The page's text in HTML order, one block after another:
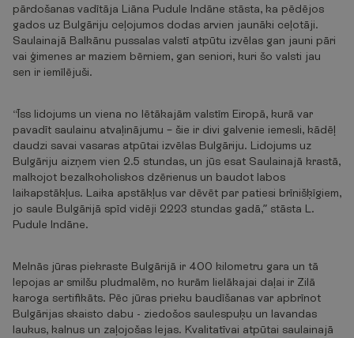
pārdošanas vadītāja Liāna Pudule Indāne stāsta, ka pēdējos
gados uz Bulgāriju ceļojumos dodas arvien jaunāki ceļotāji.
Saulainajā Balkānu pussalas valstī atpūtu izvēlas gan jauni pāri
vai ģimenes ar maziem bērniem, gan seniori, kuri šo valsti jau
sen ir iemīlējuši.
“Īss lidojums un viena no lētākajām valstīm Eiropā, kurā var
pavadīt saulainu atvaļinājumu – šie ir divi galvenie iemesli, kādēļ
daudzi savai vasaras atpūtai izvēlas Bulgāriju. Lidojums uz
Bulgāriju aizņem vien 2.5 stundas, un jūs esat Saulainajā krastā,
malkojot bezalkoholiskos dzērienus un baudot labos
laikapstākļus. Laika apstākļus var dēvēt par patiesi brīnišķīgiem,
jo saule Bulgārijā spīd vidēji 2223 stundas gadā,” stāsta L.
Pudule Indāne.
Melnās jūras piekraste Bulgārijā ir 400 kilometru gara un tā
lepojas ar smilšu pludmalēm, no kurām lielākajai daļai ir Zilā
karoga sertifikāts. Pēc jūras prieku baudīšanas var apbrīnot
Bulgārijas skaisto dabu - ziedošos saulespuķu un lavandas
laukus, kalnus un zaļojošas lejas. Kvalitatīvai atpūtai saulainajā